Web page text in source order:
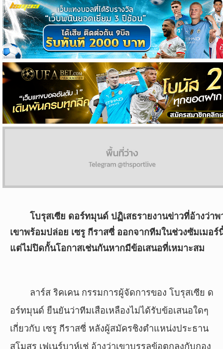
โบรุสเซีย ดอร์ทมุนด์ ปฏิเสธรายงานข่าวที่อ้างว่าพ
เขาพร้อมปล่อย เซรู กีราสซี่ ออกจากทีมในช่วงซัมเมอร์
แต่ไม่ปิดกั้นโอกาสเช่นกันหากมีข้อเสนอที่เหมาะสม
ลาร์ส ริคเคน กรรมการผู้จัดการของ โบรุสเซีย ด
อร์ทมุนด์ ยืนยันว่าทีมเสือเหลืองไม่ได้รับข้อเสนอใดๆ
เกี่ยวกับ เซรู กีราสซี่ หลังผู้สมัครชิงตำแหน่งประธาน
สโมสร เฟเนร์บาห์เช่ อ้างว่าเขาบรรลุข้อตกลงกับกอง
ทีเด็ด
บอล
แกล
ล
งาม
ผล
©
2026